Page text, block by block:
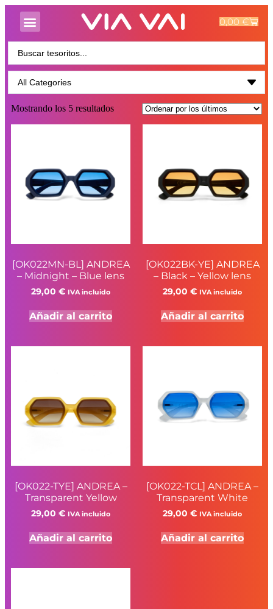
0,00€
Mostrando los 5 resultados
[OK022MN-BL] ANDREA
– Midnight – Blue lens
29,00 € IVA incluido
Añadir al carrito
[OK022BK-YE] ANDREA
– Black – Yellow lens
29,00 € IVA incluido
Añadir al carrito
[OK022-TYE] ANDREA –
Transparent Yellow
29,00 € IVA incluido
Añadir al carrito
[OK022-TCL] ANDREA –
Transparent White
29,00 € IVA incluido
Añadir al carrito